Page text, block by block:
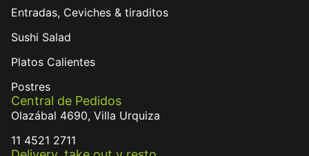
Entradas, Ceviches & tiraditos
Sushi Salad
Platos Calientes
Postres
Central de Pedidos
Olazábal 4690, Villa Urquiza
11 4521 2711